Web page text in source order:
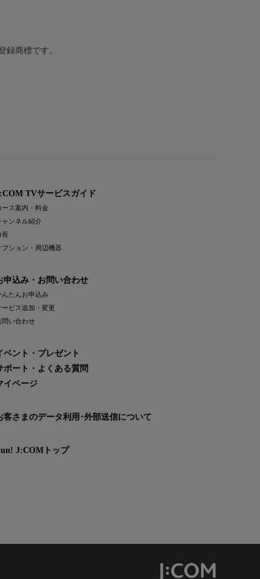
録商標です。
TVサービスガイド
ース案内・料金
ャンネル紹介
長
プション・周辺機器
申込み・お問い合わせ
んたんお申込み
ービス追加・変更
問い合わせ
ベント・プレゼント
ポート・よくある質問
イページ
客さまのデータ利用･外部送信について
J:COMトップ